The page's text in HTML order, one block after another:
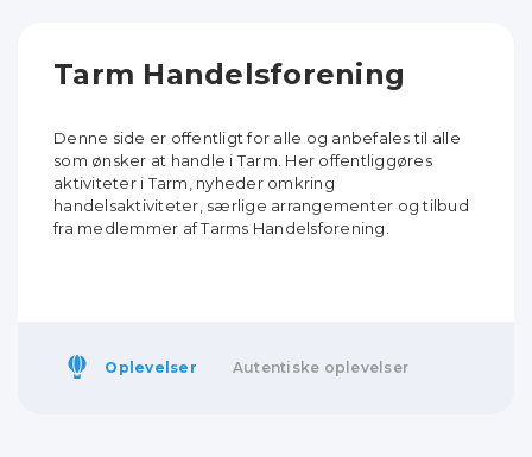
Tarm Handelsforening
Denne side er offentligt for alle og anbefales til alle
som ønsker at handle i Tarm. Her offentliggøres
aktiviteter i Tarm, nyheder omkring
handelsaktiviteter, særlige arrangementer og tilbud
fra medlemmer af Tarms Handelsforening.
Oplevelser Autentiske oplevelser